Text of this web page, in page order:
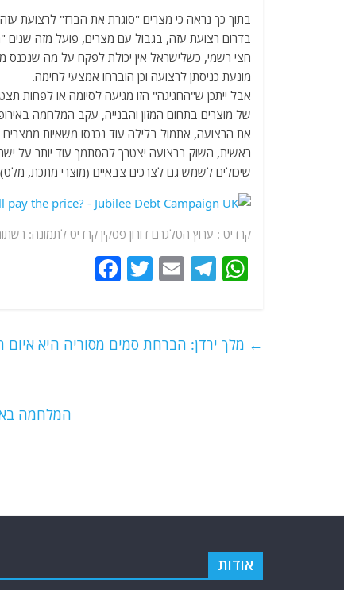
בתוך כך נראה כי מצרים "סוגרת את הברז" לרצועת
בדרום רצועת עזה, בגבול עם מצרים, פועל מזה
חצי רשמי, כשלישראל אין יכולת לפקח על מה שנכנס
מונעת כניסתן לרצועה וכן הוברחו אמצעי לחימה.
אבל ייתכן ש"החגיגה" הזו מגיעה לסיומה או לפחות
של מוצרים בתחום המזון והבנייה, עקב המלחמה
את הרצועה, אתמול בלילה עוד נכנסו משאיות
ראשית, השוק ברצועה יצטרך להסתמך עוד יותר על
שיכולים לשמש גם לצרכים צבאיים (מוצרי מתכת,
קרדיט : ערוץ הטלגרם דורון פסקין קרדיט לתמונה:
W
s
T
g
E
l
T
er
e ← מלך ירדן: הברחת סמים מסוריה היא איום
המלחמה
אודות